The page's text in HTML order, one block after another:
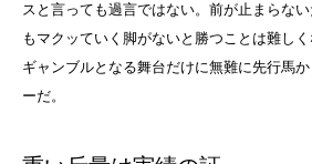
スと言っても過言ではない。前が止まらな
もマクッていく脚がないと勝つことは難し
ギャンブルとなる舞台だけに無難に先行馬
ーだ。